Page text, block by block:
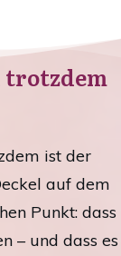
trotzdem
ist der
auf dem
Punkt: dass
– und dass es